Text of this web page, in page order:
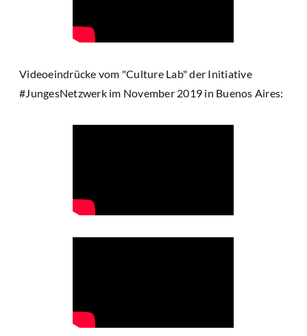
Videoeindrücke vom "Culture Lab" der Initiative
#JungesNetzwerk im November 2019 in Buenos Aires: